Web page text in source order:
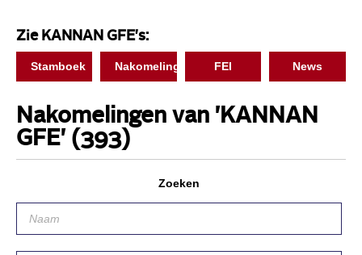
Zie KANNAN GFE's:
Stamboek Nakomelingen FEI News
Nakomelingen van 'KANNAN
GFE' (393)
Zoeken